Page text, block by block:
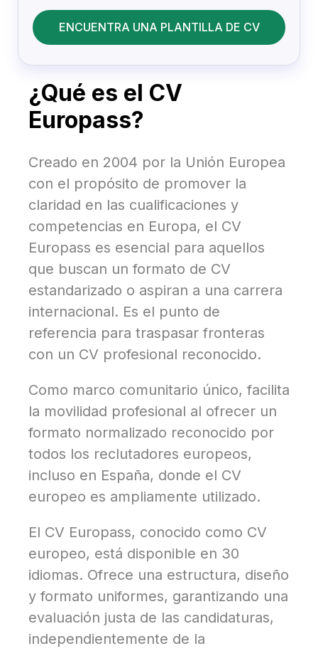
ENCUENTRA UNA PLANTILLA DE CV
¿Qué es el CV
Europass?
Creado en 2004 por la Unión Europea
con el propósito de promover la
claridad en las cualificaciones y
competencias en Europa, el CV
Europass es esencial para aquellos
que buscan un formato de CV
estandarizado o aspiran a una carrera
internacional. Es el punto de
referencia para traspasar fronteras
con un CV profesional reconocido.
Como marco comunitario único, facilita
la movilidad profesional al ofrecer un
formato normalizado reconocido por
todos los reclutadores europeos,
incluso en España, donde el CV
europeo es ampliamente utilizado.
El CV Europass, conocido como CV
europeo, está disponible en 30
idiomas. Ofrece una estructura, diseño
y formato uniformes, garantizando una
evaluación justa de las candidaturas,
independientemente de la